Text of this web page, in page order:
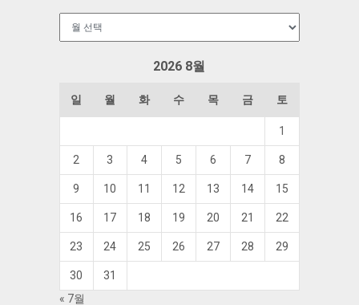
2026 8월
일 월 화 수 목 금 토
1
2 3 4 5 6 7 8
9 10 11 12 13 14 15
16 17 18 19 20 21 22
23 24 25 26 27 28 29
30
31
« 7월